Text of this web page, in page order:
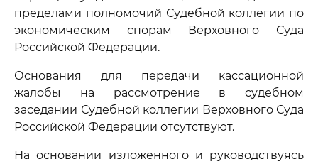
пределами полномочий Судебной коллегии по
экономическим спорам Верховного Суда
Российской Федерации.
Основания для передачи кассационной
жалобы на рассмотрение в судебном
заседании Судебной коллегии Верховного Суда
Российской Федерации отсутствуют.
На основании изложенного и руководствуясь